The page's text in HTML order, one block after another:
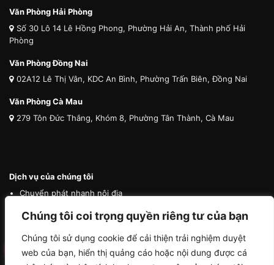
Chúng tôi coi trọng quyền riêng tư của bạn
Chúng tôi sử dụng cookie để cải thiện trải nghiệm duyệt
web của bạn, hiển thị quảng cáo hoặc nội dung được cá
Văn Phòng Hải Phòng
Số 30 Lô 14 Lê Hồng Phong, Phường Hải An, Thành phố Hải
Phòng
Văn Phòng Đồng Nai
02A12 Lê Thị Vân, KDC An Bình, Phường Trấn Biên, Đồng Nai
Văn Phòng Cà Mau
279 Tôn Đức Thắng, Khóm 8, Phường Tân Thành, Cà Mau
Dịch vụ của chúng tôi
Chuyển phát nhanh nội địa
Chuyển phát nhanh quốc tế
Vận chuyển thú cưng
Mua hộ hàng nước ngoài